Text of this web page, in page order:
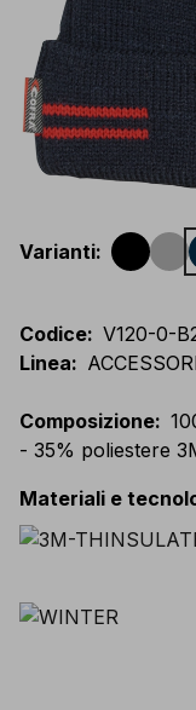
Varianti:
Codice: V120-0-
Linea:
Composizione:
- 35% poliestere
Materiali e